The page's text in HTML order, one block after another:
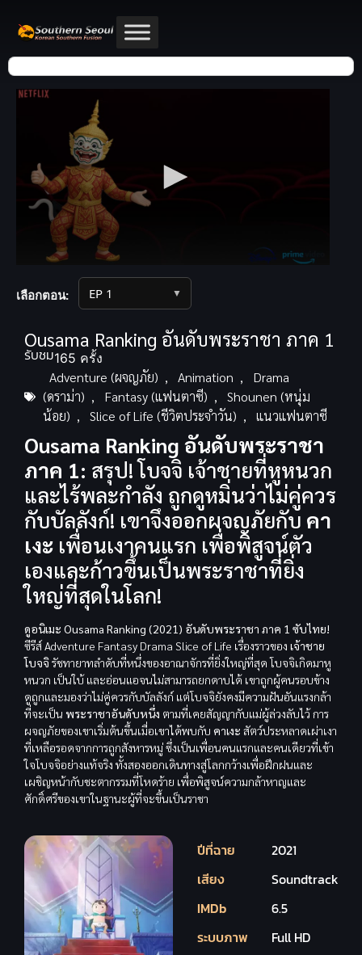
เลือกตอน: ▼
Ousama Ranking อันดับพระราชา ภาค 1
รับชม165 ครั้ง
Adventure (ผจญภัย) , Animation ,
Drama
(ดราม่า) , Fantasy (แฟนตาซี) ,
Shounen (หนุ่ม
น้อย) , Slice of Life (ชีวิตประจำวัน) , แนวแฟนตาซี
Ousama Ranking อันดับพระราชา
ภาค 1: สรุป! โบจจิ เจ้าชายที่หูหนวก
และไร้พละกำลัง ถูกดูหมิ่นว่าไม่คู่ควร
กับบัลลังก์! เขาจึงออกผจญภัยกับ คา
เงะ เพื่อนเงาคนแรก เพื่อพิสูจน์ตัว
เองและก้าวขึ้นเป็นพระราชาที่ยิ่ง
ใหญ่ที่สุดในโลก!
ดูอนิเมะ Ousama Ranking (2021) อันดับพระราชา ภาค 1 ซับไทย!
ซีรีส์ Adventure Fantasy Drama Slice of Life เรื่องราวของ เจ้าชาย
โบจจิรัชทายาทลำดับที่หนึ่งของอาณาจักรที่ยิ่งใหญ่ที่สุด โบจจิเกิดมาหู
หนวก เป็นใบ้ และอ่อนแอจนไม่สามารถยกดาบได้ เขาถูกผู้คนรอบข้าง
ดูถูกและมองว่าไม่คู่ควรกับบัลลังก์ แต่โบจจิยังคงมีความฝันอันแรงกล้า
ที่จะเป็น พระราชาอันดับหนึ่ง ตามที่เคยสัญญากับแม่ผู้ล่วงลับไว้ การ
ผจญภัยของเขาเริ่มต้นขึ้นเมื่อเขาได้พบกับ คาเงะ สัตว์ประหลาดเผ่าเงา
ที่เหลือรอดจากการถูกสังหารหมู่ ซึ่งเป็นเพื่อนคนแรกและคนเดียวที่เข้า
ใจโบจจิอย่างแท้จริง ทั้งสองออกเดินทางสู่โลกกว้างเพื่อฝึกฝนและ
เผชิญหน้ากับชะตากรรมที่โหดร้าย เพื่อพิสูจน์ความกล้าหาญและ
ศักดิ์ศรีของเขาในฐานะผู้ที่จะขึ้นเป็นราชา
ปีที่ฉาย
2021
เสียง
Soundtrack
IMDb
6.5
ระบบภาพ
Full HD